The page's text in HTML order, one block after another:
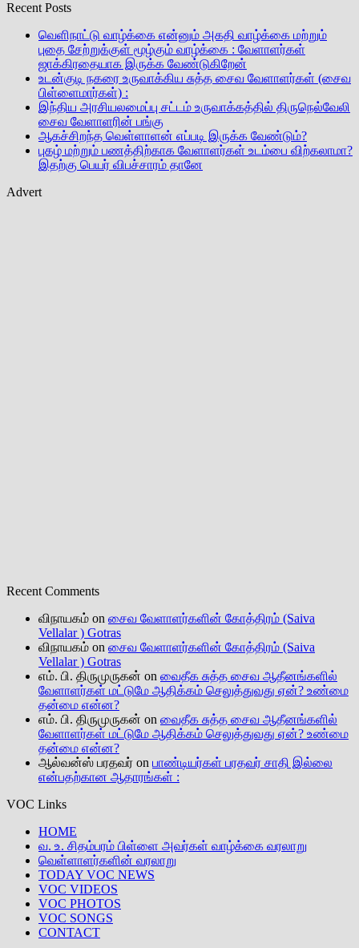
Recent Posts
வெளிநாட்டு வாழ்க்கை என்னும் அகதி வாழ்க்கை மற்றும்
புதை சேற்றுக்குள் மூழ்கும் வாழ்க்கை : வேளாளர்கள்
ஜாக்கிரதையாக இருக்க வேண்டுகிறேன்
உடன்குடி நகரை உருவாக்கிய சுத்த சைவ வேளாளர்கள் (சைவ
பிள்ளைமார்கள்) :
இந்திய அரசியலமைப்பு சட்டம் உருவாக்கத்தில் திருநெல்வேலி
சைவ வேளாளரின் பங்கு
ஆகச்சிறந்த வெள்ளாளன் எப்படி இருக்க வேண்டும்?
புகழ் மற்றும் பணத்திற்காக வேளாளர்கள் உடம்பை விற்கலாமா?
இதற்கு பெயர் விபச்சாரம் தானே
Advert
Recent Comments
விநாயகம் on சைவ வேளாளர்களின் கோத்திரம் (Saiva
Vellalar ) Gotras
விநாயகம் on சைவ வேளாளர்களின் கோத்திரம் (Saiva
Vellalar ) Gotras
எம். பி. திருமுருகன் on வைதீக சுத்த சைவ ஆதீனங்களில்
வேளாளர்கள் மட்டுமே ஆதிக்கம் செலுத்துவது ஏன்? உண்மை
தன்மை என்ன?
எம். பி. திருமுருகன் on வைதீக சுத்த சைவ ஆதீனங்களில்
வேளாளர்கள் மட்டுமே ஆதிக்கம் செலுத்துவது ஏன்? உண்மை
தன்மை என்ன?
ஆல்வன்ஸ் பரதவர் on பாண்டியர்கள் பரதவர் சாதி இல்லை
என்பதற்கான ஆதாரங்கள் :
VOC Links
HOME
வ. உ. சிதம்பரம் பிள்ளை அவர்கள் வாழ்க்கை வரலாறு
வெள்ளாளர்களின் வரலாறு
TODAY VOC NEWS
VOC VIDEOS
VOC PHOTOS
VOC SONGS
CONTACT